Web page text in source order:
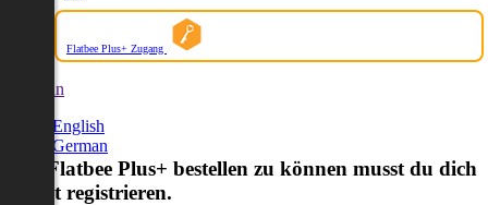
Flatbee Plus+ Zugang
German
English
German
Um Flatbee Plus+ bestellen zu können musst du dich
zuerst registrieren.